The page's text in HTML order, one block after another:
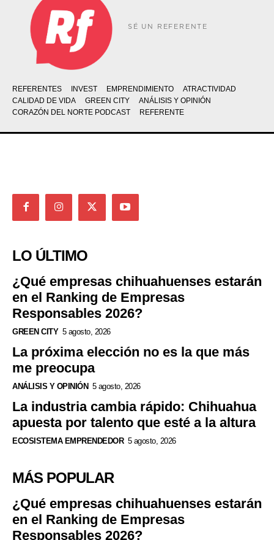
SÉ UN REFERENTE
REFERENTES INVEST EMPRENDIMIENTO
ATRACTIVIDAD
CALIDAD DE VIDA
GREEN CITY
ANÁLISIS Y OPINIÓN
CORAZÓN DEL NORTE PODCAST
REFERENTE
LO ÚLTIMO
¿Qué empresas chihuahuenses estarán
en el Ranking de Empresas
Responsables 2026?
GREEN CITY 5 agosto, 2026
La próxima elección no es la que más
me preocupa
ANÁLISIS Y OPINIÓN 5 agosto, 2026
La industria cambia rápido: Chihuahua
apuesta por talento que esté a la altura
ECOSISTEMA EMPRENDEDOR 5 agosto, 2026
MÁS POPULAR
¿Qué empresas chihuahuenses estarán
en el Ranking de Empresas
Responsables 2026?